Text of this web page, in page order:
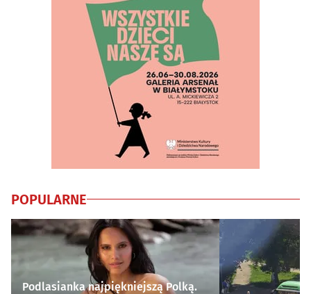
POPULARNE
Podlasianka najpiękniejszą Polką.